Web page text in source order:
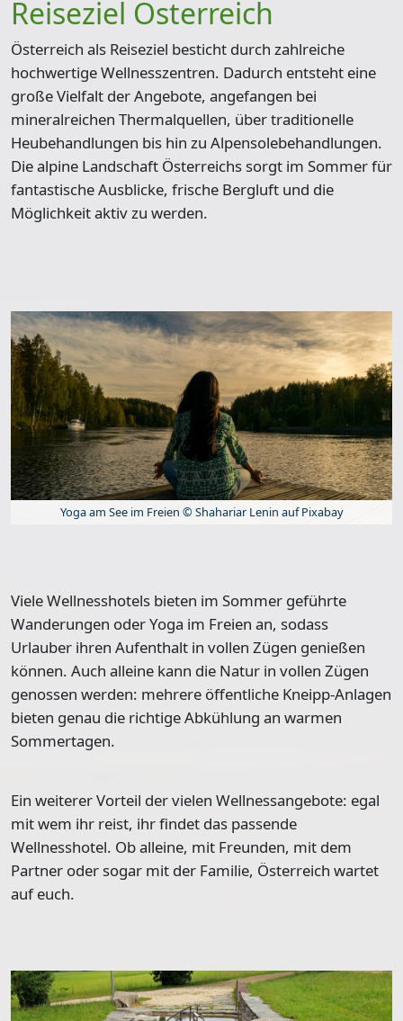
Reiseziel Österreich
Österreich als Reiseziel besticht durch zahlreiche
hochwertige Wellnesszentren. Dadurch entsteht eine
große Vielfalt der Angebote, angefangen bei
mineralreichen Thermalquellen, über traditionelle
Heubehandlungen bis hin zu Alpensolebehandlungen.
Diealpine Landschaft Österreichs sorgt im Sommer für
fantastische Ausblicke, frische Bergluft und die
Möglichkeit aktiv zu werden.
Yoga am See im Freien © Shahariar Lenin auf Pixabay
Viele Wellnesshotels bieten im Sommer geführte
Wanderungen oder Yoga im Freien an, sodass
Urlauber ihren Aufenthalt in vollen Zügen genießen
können. Auch alleine kann die Natur in vollen Zügen
genossen werden: mehrere öffentliche Kneipp-Anlagen
bieten genau die richtige Abkühlung an warmen
Sommertagen.
Ein weiterer Vorteil der vielen Wellnessangebote: egal
mit wem ihr reist, ihr findet das passende
Wellnesshotel. Ob alleine, mit Freunden, mit dem
Partner oder sogar mit der Familie, Österreich wartet
auf euch.